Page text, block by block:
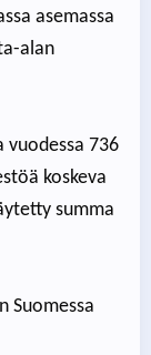
asemassa
alan
736
koskeva
summa
Suomessa